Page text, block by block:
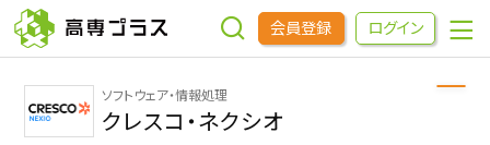
会員登録 ログイン
企業をさがす
ソフトウェア・情報処理
クレスコ・ネクシオ